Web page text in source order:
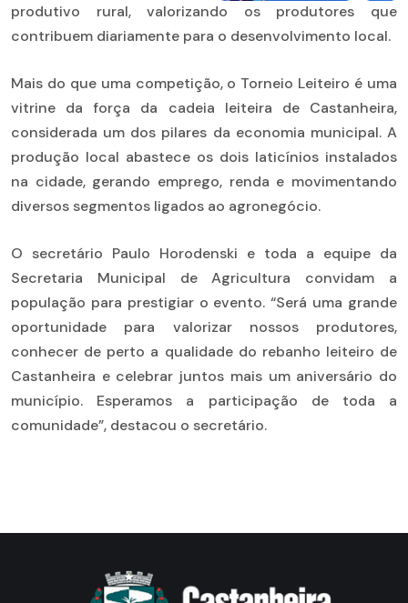
produtivo rural, valorizando os produtores que
contribuem diariamente para o desenvolvimento local.
Mais do que uma competição, o Torneio Leiteiro é uma
vitrine da força da cadeia leiteira de Castanheira,
considerada um dos pilares da economia municipal. A
produção local abastece os dois laticínios instalados
na cidade, gerando emprego, renda e movimentando
diversos segmentos ligados ao agronegócio.
O secretário Paulo Horodenski e toda a equipe da
Secretaria Municipal de Agricultura convidam a
população para prestigiar o evento. “Será uma grande
oportunidade para valorizar nossos produtores,
conhecer de perto a qualidade do rebanho leiteiro de
Castanheira e celebrar juntos mais um aniversário do
município. Esperamos a participação de toda a
comunidade”, destacou o secretário.